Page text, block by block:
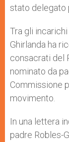
stato delegato
Tra gli
Ghirlanda ha
consacrati del
nominato da
Commissione
movimento.
In una lettera
padre Robles-